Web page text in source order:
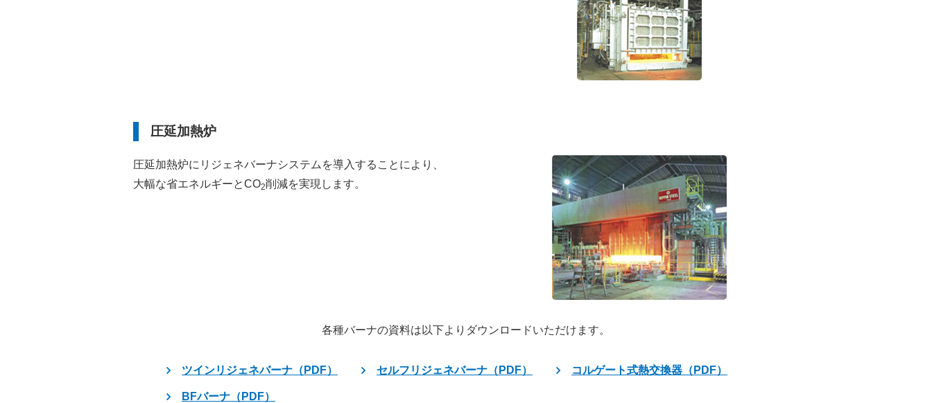
圧延加熱炉
圧延加熱炉にリジェネバーナシステムを導入することにより、
大幅な省エネルギーとCO2削減を実現します。
各種バーナの資料は以下よりダウンロードいただけます。
ツインリジェネバーナ（PDF） セルフリジェネバーナ（PDF） コルゲート式熱交換器（PDF）
BFバーナ（PDF）